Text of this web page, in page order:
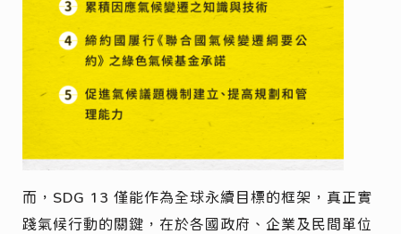
而，SDG 13 僅能作為全球永續目標的框架，真正實
踐氣候行動的關鍵，在於各國政府、企業及民間單位